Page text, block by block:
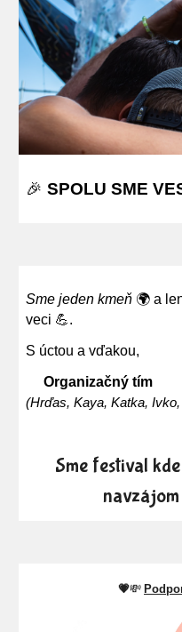
🎉SPOLU SME
Sme jeden kmeň 🌍 a
veci 💪.
S úctou a vďakou,
Organizačný tím
(Hrďas, Kaya, Katka,
Sme festival
💗💸